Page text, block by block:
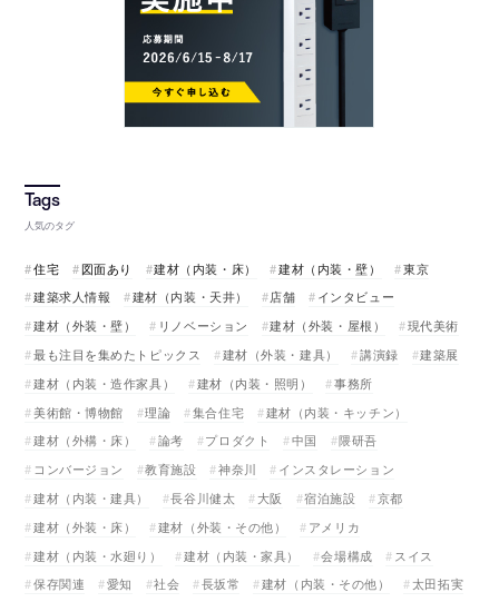
人気のタグ
住宅 図面あり 建材（内装・床） 建材（内装・壁）
東京
建築求人情報
建材（内装・天井） 店舗
インタビュー
建材（外装・壁）
リノベーション 建材（外装・屋根）
現代美術
最も注目を集めたトピックス
建材（外装・建具） 講演録
建築展
建材（内装・造作家具）
建材（内装・照明）
事務所
美術館・博物館
理論 集合住宅
建材（内装・キッチン）
建材（外構・床）
論考 プロダクト 中国
隈研吾
コンバージョン
教育施設 神奈川
インスタレーション
建材（内装・建具）
長谷川健太 大阪 宿泊施設
京都
建材（外装・床）
建材（外装・その他）
アメリカ
建材（内装・水廻り）
建材（内装・家具） 会場構成
スイス
保存関連
愛知 社会 長坂常 建材（内装・その他）
太田拓実